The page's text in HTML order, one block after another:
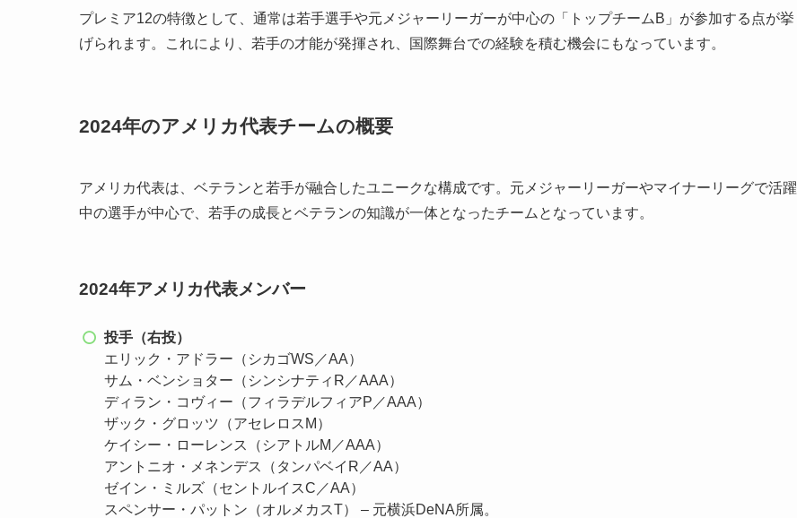
プレミア12の特徴として、通常は若手選手や元メジャーリーガーが中心の「トップチームB」が参加する点が挙
げられます。これにより、若手の才能が発揮され、国際舞台での経験を積む機会にもなっています。
2024年のアメリカ代表チームの概要
アメリカ代表は、ベテランと若手が融合したユニークな構成です。元メジャーリーガーやマイナーリーグで活躍
中の選手が中心で、若手の成長とベテランの知識が一体となったチームとなっています。
2024年アメリカ代表メンバー
投手（右投）
エリック・アドラー（シカゴWS／AA）
サム・ベンショター（シンシナティR／AAA）
ディラン・コヴィー（フィラデルフィアP／AAA）
ザック・グロッツ（アセレロスM）
ケイシー・ローレンス（シアトルM／AAA）
アントニオ・メネンデス（タンパベイR／AA）
ゼイン・ミルズ（セントルイスC／AA）
スペンサー・パットン（オルメカスT） – 元横浜DeNA所属。